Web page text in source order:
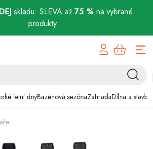
skladu: SLEVA až 75 % na vybrané
produkty
letní dnyBazénová sezónaZahradaDílna a stavba